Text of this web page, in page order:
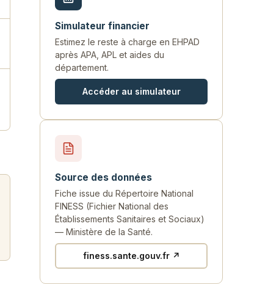
Simulateur financier
Estimez le reste à charge en EHPAD
après APA, APL et aides du
département.
Accéder au simulateur
Source des données
Fiche issue du Répertoire National
FINESS (Fichier National des
Établissements Sanitaires et Sociaux)
— Ministère de la Santé.
finess.sante.gouv.fr ↗